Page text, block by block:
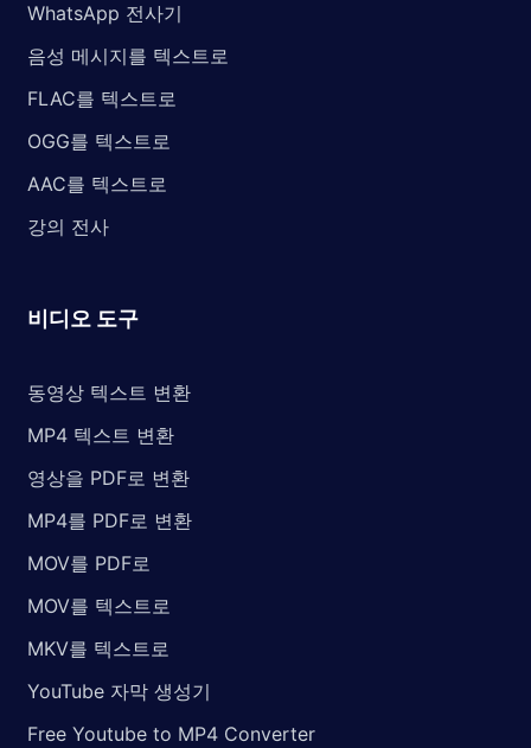
WhatsApp 전사기
음성 메시지를 텍스트로
FLAC를 텍스트로
OGG를 텍스트로
AAC를 텍스트로
강의 전사
비디오 도구
동영상 텍스트 변환
MP4 텍스트 변환
영상을 PDF로 변환
MP4를 PDF로 변환
MOV를 PDF로
MOV를 텍스트로
MKV를 텍스트로
YouTube 자막 생성기
Free Youtube to MP4 Converter